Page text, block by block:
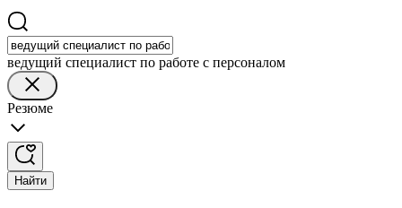
ведущий специалист по работе с персоналом
Резюме
Найти